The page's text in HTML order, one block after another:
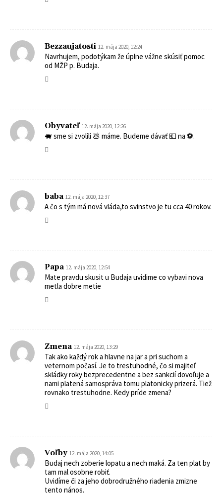
Bezzaujatosti 12. mája 2020, 12:24
Navrhujem, podotýkam že úplne vážne skúsiť pomoc
od MŽP p. Budaja.
Obyvateľ 12. mája 2020, 12:26
🐖 sme si zvolili 💩 máme. Budeme dávať 💶 na ⚽.
baba 12. mája 2020, 12:37
A čo s tým má nová vláda,to svinstvo je tu cca 40 rokov.
Papa 12. mája 2020, 12:54
Mate pravdu skusit u Budaja uvidime co vybavi nova
metla dobre metie
Zmena 12. mája 2020, 13:29
Tak ako každý rok a hlavne na jar a pri suchom a
veternom počasí. Je to trestuhodné, čo si majiteľ
skládky roky bezprecedentne a bez sankcií dovoľuje a
nami platená samospráva tomu platonicky prizerá. Tiež
rovnako trestuhodne. Kedy príde zmena?
Voľby 12. mája 2020, 14:05
Budaj nech zoberie lopatu a nech maká. Za ten plat by
tam mal osobne robiť.
Uvidíme či za jeho dobrodružného riadenia zmizne
tento nános.